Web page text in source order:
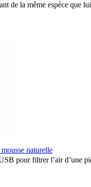
la même espèce que
naturelle
pour filtrer l’air d’une